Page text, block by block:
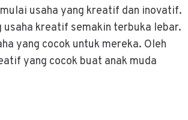
usaha yang kreatif dan inovatif.
usaha kreatif semakin terbuka lebar.
yang cocok untuk mereka. Oleh
yang cocok buat anak muda